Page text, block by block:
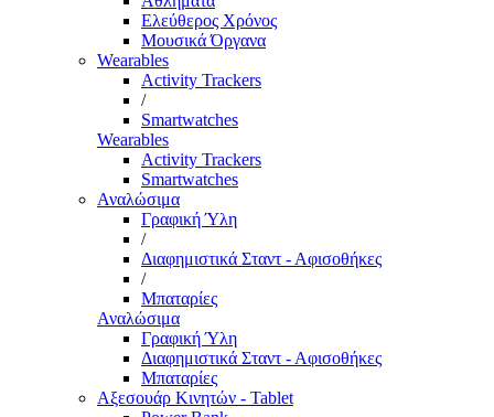
Ελεύθερος Χρόνος
Μουσικά Όργανα
Wearables
Activity Trackers
/
Smartwatches
Wearables
Activity Trackers
Smartwatches
Αναλώσιμα
Γραφική Ύλη
/
Διαφημιστικά Σταντ - Αφισοθήκες
/
Μπαταρίες
Αναλώσιμα
Γραφική Ύλη
Διαφημιστικά Σταντ - Αφισοθήκες
Μπαταρίες
Αξεσουάρ Κινητών - Tablet